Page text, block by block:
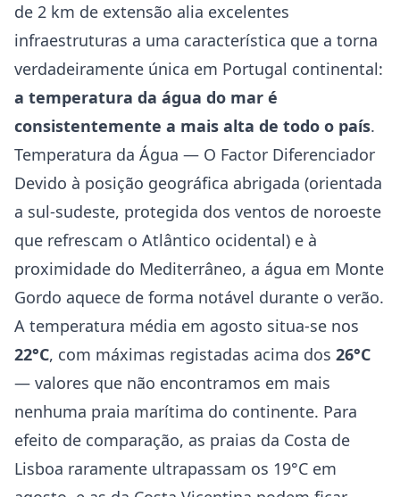
de 2 km de extensão alia excelentes
infraestruturas a uma característica que a torna
verdadeiramente única em Portugal continental:
a temperatura da água do mar é
consistentemente a mais alta de todo o país.
Temperatura da Água — O Factor Diferenciador
Devido à posição geográfica abrigada (orientada
a sul-sudeste, protegida dos ventos de noroeste
que refrescam o Atlântico ocidental) e à
proximidade do Mediterrâneo, a água em Monte
Gordo aquece de forma notável durante o verão.
A temperatura média em agosto situa-se nos
22°C, com máximas registadas acima dos 26°C
— valores que não encontramos em mais
nenhuma praia marítima do continente. Para
efeito de comparação, as praias da Costa de
Lisboa raramente ultrapassam os 19°C em